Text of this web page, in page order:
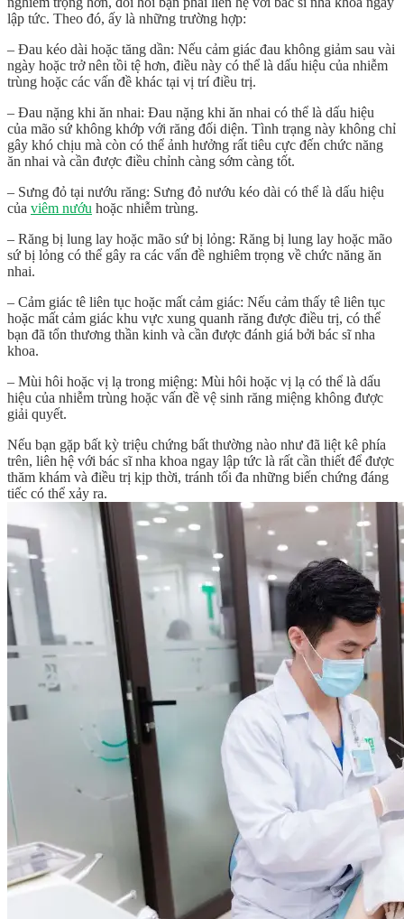
lập tức. Theo đó, ấy là những trường hợp:
– Đau kéo dài hoặc tăng dần: Nếu cảm giác đau không giảm sau vài
ngày hoặc trở nên tồi tệ hơn, điều này có thể là dấu hiệu của nhiễm
trùng hoặc các vấn đề khác tại vị trí điều trị.
– Đau nặng khi ăn nhai: Đau nặng khi ăn nhai có thể là dấu hiệu
của mão sứ không khớp với răng đối diện. Tình trạng này không chỉ
gây khó chịu mà còn có thể ảnh hưởng rất tiêu cực đến chức năng
ăn nhai và cần được điều chỉnh càng sớm càng tốt.
– Sưng đỏ tại nướu răng: Sưng đỏ nướu kéo dài có thể là dấu hiệu
của viêm nướu hoặc nhiễm trùng.
– Răng bị lung lay hoặc mão sứ bị lỏng: Răng bị lung lay hoặc mão
sứ bị lỏng có thể gây ra các vấn đề nghiêm trọng về chức năng ăn
nhai.
– Cảm giác tê liên tục hoặc mất cảm giác: Nếu cảm thấy tê liên tục
hoặc mất cảm giác khu vực xung quanh răng được điều trị, có thể
bạn đã tổn thương thần kinh và cần được đánh giá bởi bác sĩ nha
khoa.
– Mùi hôi hoặc vị lạ trong miệng: Mùi hôi hoặc vị lạ có thể là dấu
hiệu của nhiễm trùng hoặc vấn đề vệ sinh răng miệng không được
giải quyết.
Nếu bạn gặp bất kỳ triệu chứng bất thường nào như đã liệt kê phía
trên, liên hệ với bác sĩ nha khoa ngay lập tức là rất cần thiết để được
thăm khám và điều trị kịp thời, tránh tối đa những biến chứng đáng
tiếc có thể xảy ra.